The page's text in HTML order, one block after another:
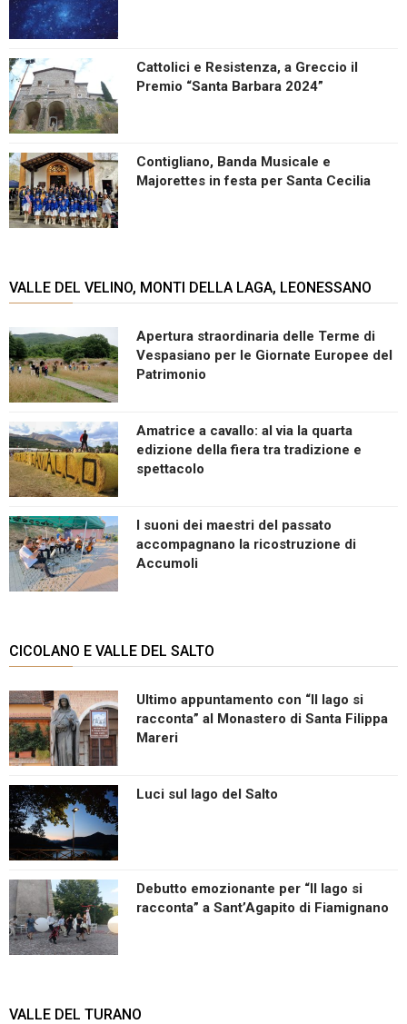
Cattolici e Resistenza, a Greccio il
Premio “Santa Barbara 2024”
Contigliano, Banda Musicale e
Majorettes in festa per Santa Cecilia
VALLE DEL VELINO, MONTI DELLA LAGA, LEONESSANO
Apertura straordinaria delle Terme di
Vespasiano per le Giornate Europee del
Patrimonio
Amatrice a cavallo: al via la quarta
edizione della fiera tra tradizione e
spettacolo
I suoni dei maestri del passato
accompagnano la ricostruzione di
Accumoli
CICOLANO E VALLE DEL SALTO
Ultimo appuntamento con “Il lago si
racconta” al Monastero di Santa Filippa
Mareri
Luci sul lago del Salto
Debutto emozionante per “Il lago si
racconta” a Sant’Agapito di Fiamignano
VALLE DEL TURANO